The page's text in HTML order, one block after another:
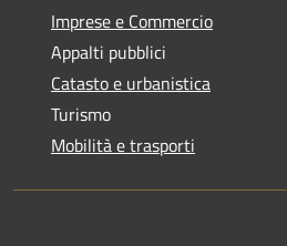
Imprese e Commercio
Appalti pubblici
Catasto e urbanistica
Turismo
Mobilità e trasporti